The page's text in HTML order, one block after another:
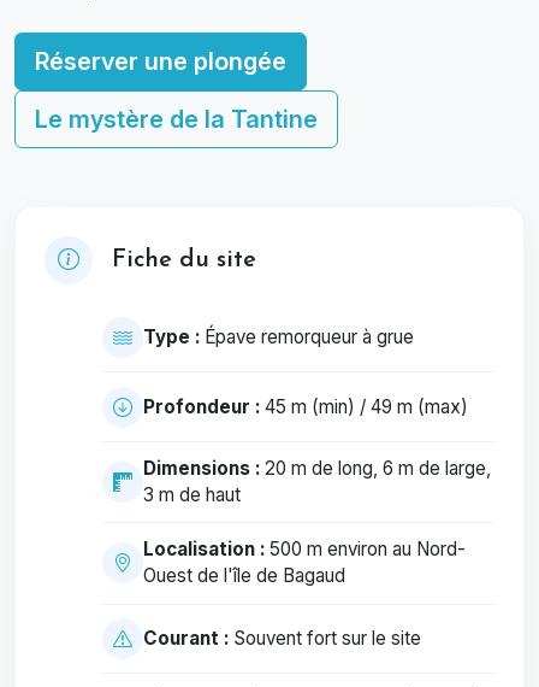
Réserver une plongée
Le mystère de la Tantine
Fiche du site
Type : Épave remorqueur à grue
Profondeur : 45 m (min) / 49 m (max)
Dimensions : 20 m de long, 6 m de large,
3 m de haut
Localisation : 500 m environ au Nord-
Ouest de l'île de Bagaud
Courant : Souvent fort sur le site